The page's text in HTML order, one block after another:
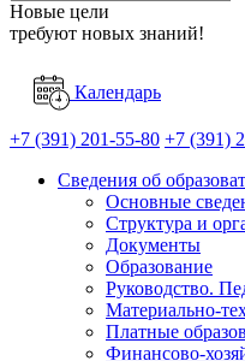
Новые цели
требуют новых знаний!
Календарь
+7 (391) 201-55-80 +7 (391)
Сведения об
Основные
Структура и
Документы
Образование
Руководство.
Материально-
Платные
Финансово-